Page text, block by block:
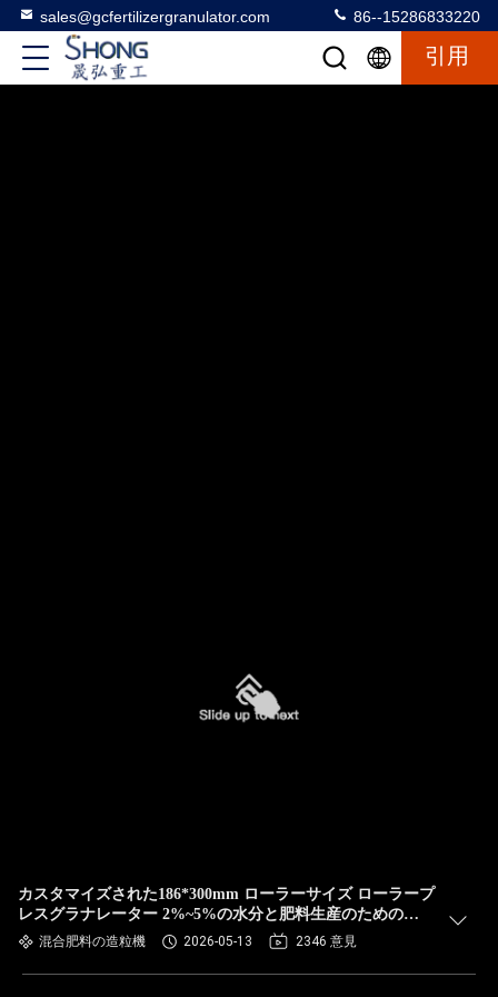
sales@gcfertilizergranulator.com 86--15286833220
引用
カスタマイズされた186*300mm ローラーサイズ ローラープ
レスグラナレーター 2%~5%の水分と肥料生産のための
18.5KWの電力
混合肥料の造粒機 2026-05-13 2346 意見